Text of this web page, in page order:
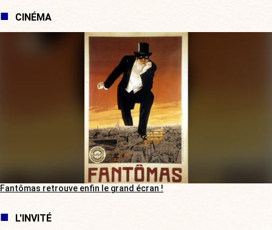
CINÉMA
Fantômas retrouve enfin le grand écran !
L'INVITÉ